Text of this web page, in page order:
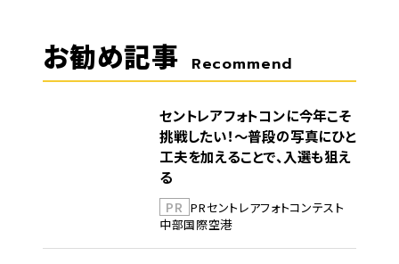
お勧め記事 Recommend
セントレアフォトコンに今年こそ
挑戦したい！～普段の写真にひと
工夫を加えることで、入選も狙え
る
PR PRセントレアフォトコンテスト
中部国際空港